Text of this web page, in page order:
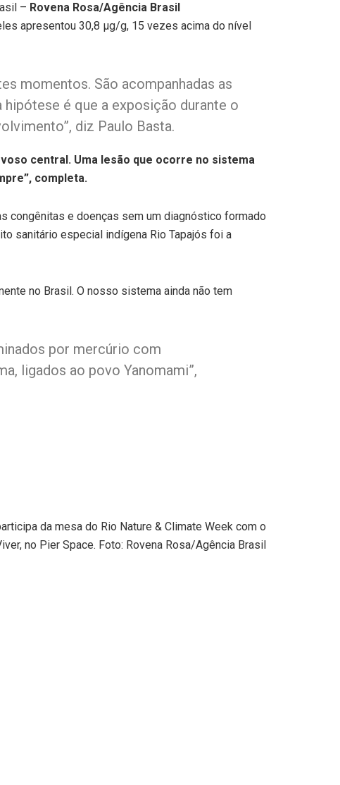
– Rovena Rosa/Agência Brasil
apresentou 30,8 µg/g, 15 vezes acima do nível
momentos. São acompanhadas as
é que a exposição durante o
diz Paulo Basta.
central. Uma lesão que ocorre no sistema
completa.
congênitas e doenças sem um diagnóstico formado
sanitário especial indígena Rio Tapajós foi a
no Brasil. O nosso sistema ainda não tem
por mercúrio com
ligados ao povo Yanomami”,